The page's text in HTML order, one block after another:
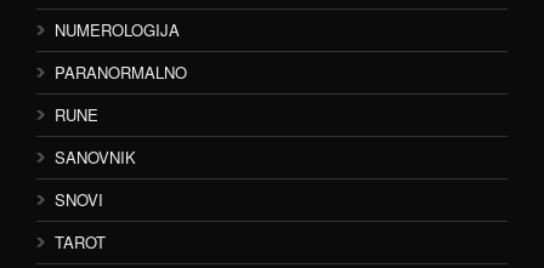
NUMEROLOGIJA
PARANORMALNO
RUNE
SANOVNIK
SNOVI
TAROT